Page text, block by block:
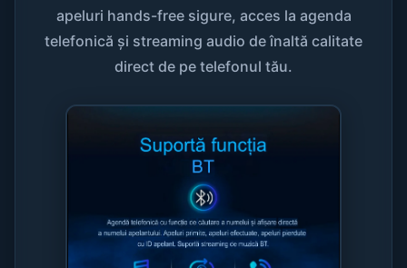
apeluri hands-free sigure, acces la agenda
telefonică și streaming audio de înaltă calitate
direct de pe telefonul tău.